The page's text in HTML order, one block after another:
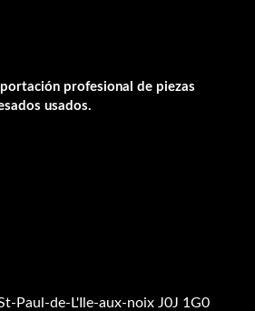
profesional de piezas
usados.
Paul-de-L'Ile-aux-noix J0J 1G0